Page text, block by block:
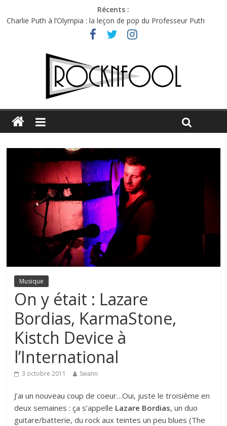
Récents :
Charlie Puth à l’Olympia : la leçon de pop du Professeur Puth
Festival Triptyque : un nouveau festival de musique indépendant
Hellfest 2026 vendredi : température et émotions en hausse
Hellfest 2026 jeudi : impossible de choisir entre chaleur et bonne
Première édition du Midgard Festival : entre bière, métal et
Musique
On y était : Lazare
Bordias, KarmaStone,
Kistch Device à
l’International
3 octobre 2011 Swann
J’ai un nouveau coup de coeur…Oui, juste le troisième en
deux semaines : ça s’appelle Lazare Bordias, un duo
guitare/batterie, du rock aux teintes un peu blues (The